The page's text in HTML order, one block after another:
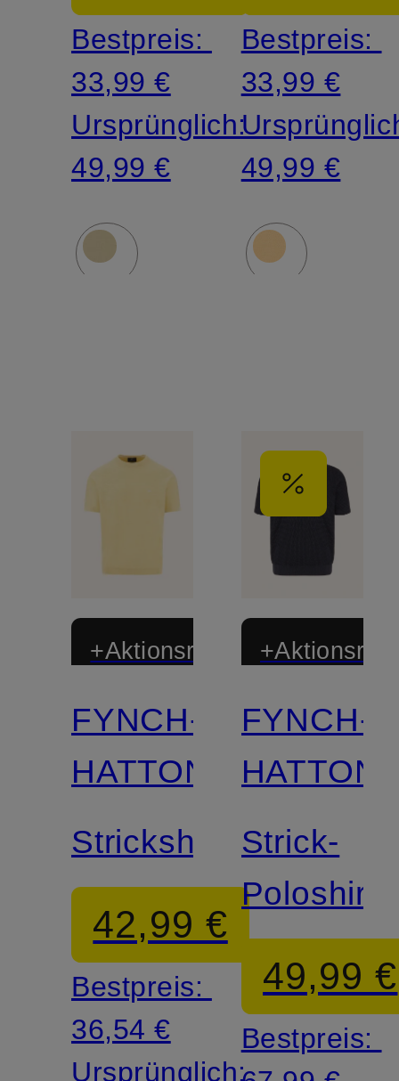
Bestpreis:
33,99 €
Ursprünglich:
49,99 €
Bestpreis:
33,99 €
49,99 €
+Aktionsrabatt
FYNCH-
HATTON
Strickshirt
42,99 €
Bestpreis:
36,54 €
Ursprünglich:
FYNCH-
HATTON
Strick-
Poloshirt
49,99 €
Bestpreis: